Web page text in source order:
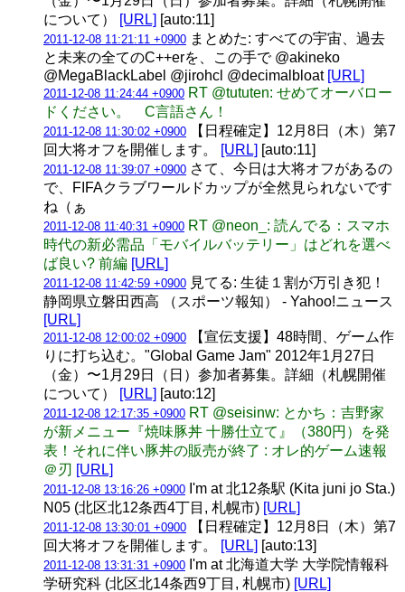
について）
[URL] [auto:11]
2011-12-08 11:21:11 +0900 まとめた: すべての宇宙、過去
と未来の全てのC++erを、この手で @akineko
@MegaBlackLabel @jirohcl @decimalbloat [URL]
2011-12-08 11:24:44 +0900 RT @tututen: せめてオーバロー
ドください。 C言語さん！
2011-12-08 11:30:02 +0900 【日程確定】12月8日（木）第7
回大将オフを開催します。
[URL] [auto:11]
2011-12-08 11:39:07 +0900 さて、今日は大将オフがあるの
で、FIFAクラブワールドカップが全然見られないです
ね（ぁ
2011-12-08 11:40:31 +0900 RT @neon_: 読んでる：スマホ
時代の新必需品「モバイルバッテリー」はどれを選べ
ば良い? 前編 [URL]
2011-12-08 11:42:59 +0900 見てる: 生徒１割が万引き犯！
静岡県立磐田西高 （スポーツ報知） - Yahoo!ニュース
[URL]
2011-12-08 12:00:02 +0900 【宣伝支援】48時間、ゲーム作
りに打ち込む。"Global Game Jam" 2012年1月27日
（金）〜1月29日（日）参加者募集。詳細（札幌開催
について）
[URL] [auto:12]
2011-12-08 12:17:35 +0900 RT @seisinw: とかち：吉野家
が新メニュー『焼味豚丼 十勝仕立て』（380円）を発
表！それに伴い豚丼の販売が終了 : オレ的ゲーム速報
＠刃 [URL]
2011-12-08 13:16:26 +0900 I'm at 北12条駅 (Kita juni jo Sta.)
N05 (北区北12条西4丁目, 札幌市) [URL]
2011-12-08 13:30:01 +0900 【日程確定】12月8日（木）第7
回大将オフを開催します。
[URL] [auto:13]
2011-12-08 13:31:31 +0900 I'm at 北海道大学 大学院情報科
学研究科 (北区北14条西9丁目, 札幌市) [URL]